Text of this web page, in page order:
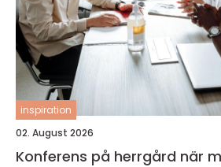
inspiration
02. August 2026
Konferens på herrgård när miljön lyfter